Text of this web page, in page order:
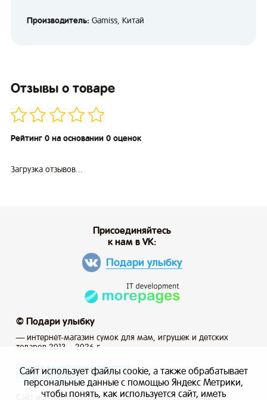
Производитель: Gamiss, Китай
Отзывы о товаре
Рейтинг 0 на основании 0 оценок
Загрузка отзывов...
© Подари улыбку
— интернет-магазин сумок для мам, игрушек и детских
товаров 2013 – 2026 г.
Присоединяйтесь
к нам в VK:
Подари улыбку
Политика конфиденциальности
Публичная оферта
Сайт использует файлы cookie, а также обрабатывает
Сайт использует файлы cookie, а также обрабатывает
персональные данные с помощью Яндекс Метрики,
чтобы понять, как используется сайт, иметь